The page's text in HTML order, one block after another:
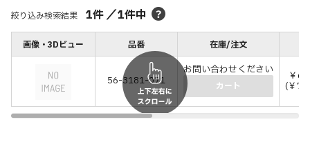
絞り込み検索結果 1件／1件中
画像・3Dビュー 品番 在庫/注文
56-3181-071
お問い合わせください
カート
￥
(￥